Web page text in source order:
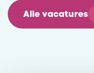
Alle vacatures